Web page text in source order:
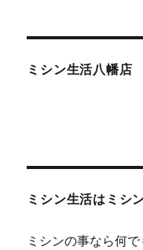
ミシン生活八幡店
ミシン生活はミシ
ミシンの事なら何